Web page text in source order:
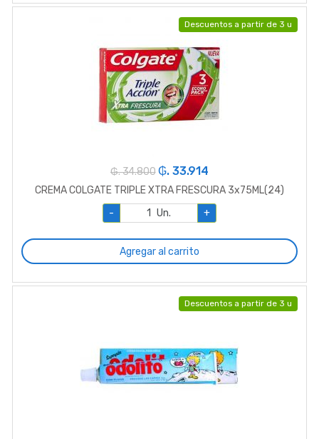
Descuentos a partir de 3 u
₲. 34.800 ₲. 33.914
CREMA COLGATE TRIPLE XTRA FRESCURA 3x75ML(24)
-
Un. +
Agregar al carrito
Descuentos a partir de 3 u